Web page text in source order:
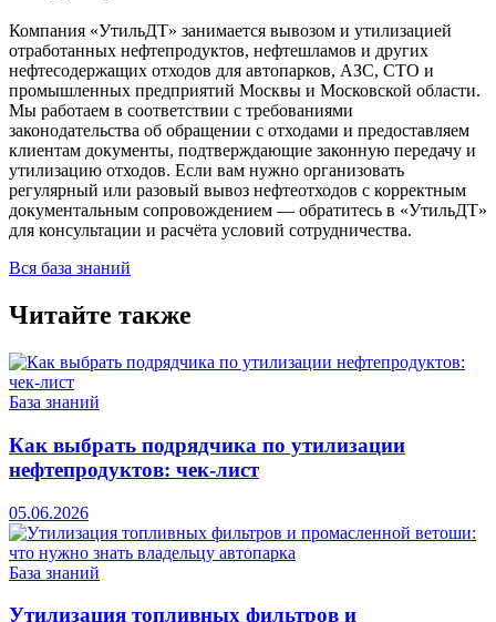
Компания «УтильДТ» занимается вывозом и утилизацией
отработанных нефтепродуктов, нефтешламов и других
нефтесодержащих отходов для автопарков, АЗС, СТО и
промышленных предприятий Москвы и Московской области.
Мы работаем в соответствии с требованиями
законодательства об обращении с отходами и предоставляем
клиентам документы, подтверждающие законную передачу и
утилизацию отходов. Если вам нужно организовать
регулярный или разовый вывоз нефтеотходов с корректным
документальным сопровождением — обратитесь в «УтильДТ»
для консультации и расчёта условий сотрудничества.
Вся база знаний
Читайте также
База знаний
Как выбрать подрядчика по утилизации
нефтепродуктов: чек-лист
05.06.2026
База знаний
Утилизация топливных фильтров и